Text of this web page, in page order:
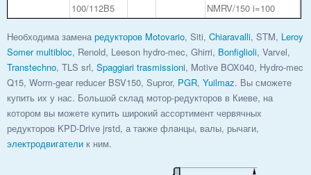
100/112B5
NMRV/150 i=100
Необходима замена редукторов Motovario, Siti, Chiaravalli, STM, Leroy
Somer multibloc, Renold, Leeson hydro-mec, Ghirri, Bonfiglioli, Varvel,
Transtechno, TLS srl, Spaggiari trasmissioni, Motive BOX040, Hydro-mec
Q15, Worm-gear reducer BSV150, Supror, PGR, Yuilmaz. Вы сможете
купить их у нас. Большой склад мотор-редукторов в Киеве, на
котором вы можете купить широкий ассортимент червячных
редукторов KPD-Drive jrstd, а также фланцы, валы, рычаги,
электродвигатели к ним.